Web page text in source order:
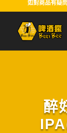
如對商品有疑
醉